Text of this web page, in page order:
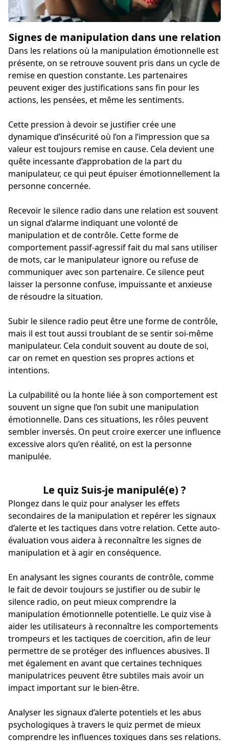
Signes de manipulation dans une relation
Dans les relations où la manipulation émotionnelle est
présente, on se retrouve souvent pris dans un cycle de
remise en question constante. Les partenaires
peuvent exiger des justifications sans fin pour les
actions, les pensées, et même les sentiments.
Cette pression à devoir se justifier crée une
dynamique d’insécurité où l’on a l’impression que sa
valeur est toujours remise en cause. Cela devient une
quête incessante d’approbation de la part du
manipulateur, ce qui peut épuiser émotionnellement la
personne concernée.
Recevoir le silence radio dans une relation est souvent
un signal d’alarme indiquant une volonté de
manipulation et de contrôle. Cette forme de
comportement passif-agressif fait du mal sans utiliser
de mots, car le manipulateur ignore ou refuse de
communiquer avec son partenaire. Ce silence peut
laisser la personne confuse, impuissante et anxieuse
de résoudre la situation.
Subir le silence radio peut être une forme de contrôle,
mais il est tout aussi troublant de se sentir soi-même
manipulateur. Cela conduit souvent au doute de soi,
car on remet en question ses propres actions et
intentions.
La culpabilité ou la honte liée à son comportement est
souvent un signe que l’on subit une manipulation
émotionnelle. Dans ces situations, les rôles peuvent
sembler inversés. On peut croire exercer une influence
excessive alors qu’en réalité, on est la personne
manipulée.
Le quiz Suis-je manipulé(e) ?
Plongez dans le quiz pour analyser les effets
secondaires de la manipulation et repérer les signaux
d’alerte et les tactiques dans votre relation. Cette auto-
évaluation vous aidera à reconnaître les signes de
manipulation et à agir en conséquence.
En analysant les signes courants de contrôle, comme
le fait de devoir toujours se justifier ou de subir le
silence radio, on peut mieux comprendre la
manipulation émotionnelle potentielle. Le quiz vise à
aider les utilisateurs à reconnaître les comportements
trompeurs et les tactiques de coercition, afin de leur
permettre de se protéger des influences abusives. Il
met également en avant que certaines techniques
manipulatrices peuvent être subtiles mais avoir un
impact important sur le bien-être.
Analyser les signaux d’alerte potentiels et les abus
psychologiques à travers le quiz permet de mieux
comprendre les influences toxiques dans ses relations.